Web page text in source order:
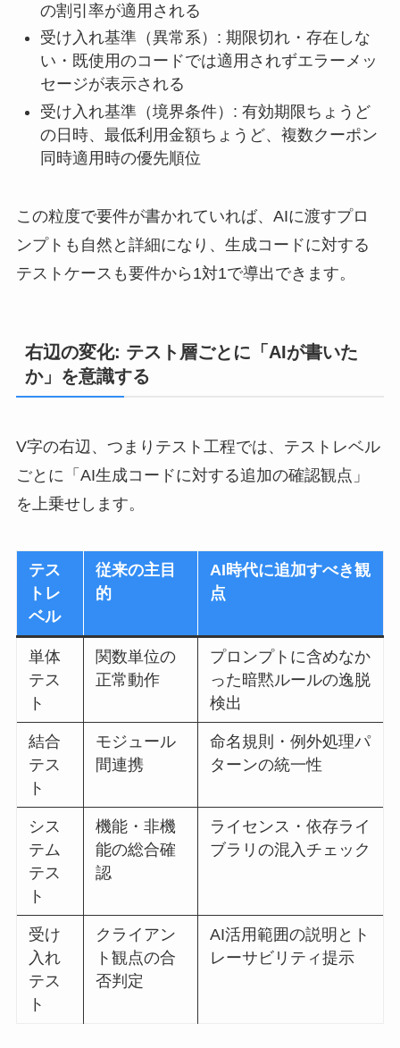
の割引率が適用される
受け入れ基準（異常系）: 期限切れ・存在しな
い・既使用のコードでは適用されずエラーメッ
セージが表示される
受け入れ基準（境界条件）: 有効期限ちょうど
の日時、最低利用金額ちょうど、複数クーポン
同時適用時の優先順位
この粒度で要件が書かれていれば、AIに渡すプロ
ンプトも自然と詳細になり、生成コードに対する
テストケースも要件から1対1で導出できます。
右辺の変化: テスト層ごとに「AIが書いた
か」を意識する
V字の右辺、つまりテスト工程では、テストレベル
ごとに「AI生成コードに対する追加の確認観点」
を上乗せします。
テス
トレ
ベル
従来の主目
的
AI時代に追加すべき観
点
単体
テス
ト
関数単位の
正常動作
プロンプトに含めなか
った暗黙ルールの逸脱
検出
結合
テス
ト
モジュール
間連携
命名規則・例外処理パ
ターンの統一性
シス
テム
テス
ト
機能・非機
能の総合確
認
ライセンス・依存ライ
ブラリの混入チェック
受け
入れ
テス
ト
クライアン
ト観点の合
否判定
AI活用範囲の説明とト
レーサビリティ提示